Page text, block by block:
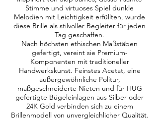
Stimme und virtuoses Spiel dunkle
Melodien mit Leichtigkeit erfüllten, wurde
diese Brille als stilvoller Begleiter für jeden
Tag geschaffen.
Nach höchsten ethischen Maßstäben
gefertigt, vereint sie Premium-
Komponenten mit traditioneller
Handwerkskunst. Feinstes Acetat, eine
außergewöhnliche Politur,
maßgeschneiderte Nieten und für HUG
gefertigte Bügeleinlagen aus Silber oder
24K Gold verbinden sich zu einem
Brillenmodell von unvergleichlicher Qualität.